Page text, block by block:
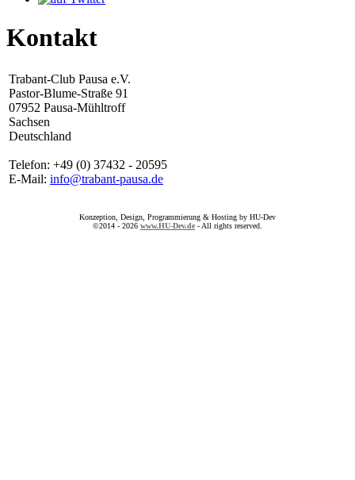
Kontakt
Trabant-Club Pausa e.V.
Pastor-Blume-Straße 91
07952 Pausa-Mühltroff
Sachsen
Deutschland
Telefon: +49 (0) 37432 - 20595
E-Mail: info@trabant-pausa.de
Konzeption, Design, Programmierung & Hosting by HU-Dev
©2014 - 2026 www.HU-Dev.de - All rights reserved.